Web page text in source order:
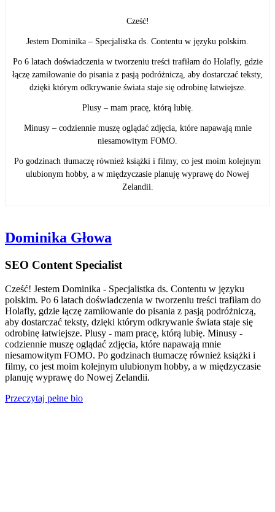
Cześć!
Jestem Dominika – Specjalistka ds. Contentu w języku polskim.
Po 6 latach doświadczenia w tworzeniu treści trafiłam do Holafly, gdzie
łączę zamiłowanie do pisania z pasją podróżniczą, aby dostarczać teksty,
dzięki którym odkrywanie świata staje się odrobinę łatwiejsze.
Plusy – mam pracę, którą lubię.
Minusy – codziennie muszę oglądać zdjęcia, które napawają mnie
niesamowitym FOMO.
Po godzinach tłumaczę również książki i filmy, co jest moim kolejnym
ulubionym hobby, a w międzyczasie planuję wyprawę do Nowej
Zelandii.
Dominika Głowa
SEO Content Specialist
Cześć! Jestem Dominika - Specjalistka ds. Contentu w języku
polskim. Po 6 latach doświadczenia w tworzeniu treści trafiłam do
Holafly, gdzie łączę zamiłowanie do pisania z pasją podróżniczą,
aby dostarczać teksty, dzięki którym odkrywanie świata staje się
odrobinę łatwiejsze. Plusy - mam pracę, którą lubię. Minusy -
codziennie muszę oglądać zdjęcia, które napawają mnie
niesamowitym FOMO. Po godzinach tłumaczę również książki i
filmy, co jest moim kolejnym ulubionym hobby, a w międzyczasie
planuję wyprawę do Nowej Zelandii.
Przeczytaj pełne bio